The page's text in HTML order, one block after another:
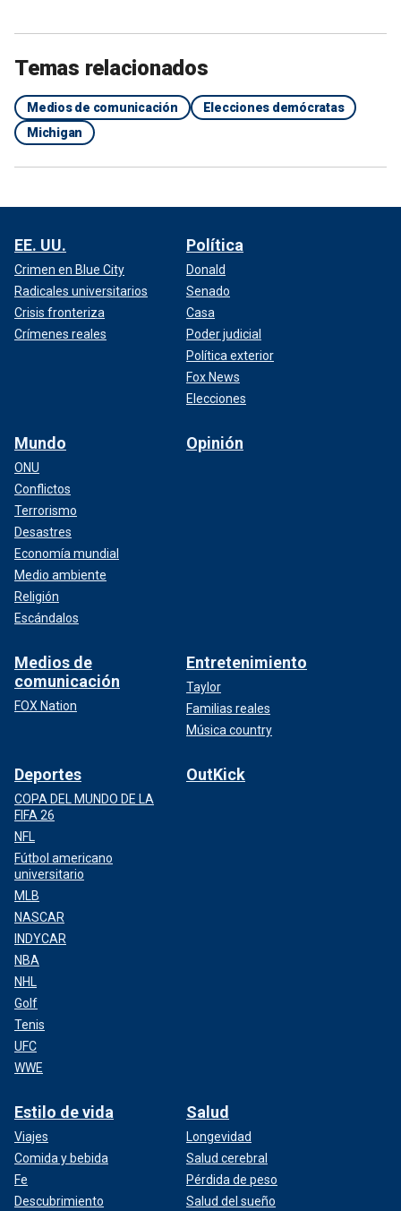
Temas relacionados
Medios de comunicación
Elecciones demócratas
Michigan
EE. UU.
Crimen en Blue City
Radicales universitarios
Crisis fronteriza
Crímenes reales
Política
Donald
Senado
Casa
Poder judicial
Política exterior
Fox News
Elecciones
Mundo
ONU
Conflictos
Terrorismo
Desastres
Economía mundial
Medio ambiente
Religión
Escándalos
Opinión
Medios de
comunicación
FOX Nation
Entretenimiento
Taylor
Familias reales
Música country
Deportes
COPA DEL MUNDO DE LA
FIFA 26
NFL
Fútbol americano
universitario
MLB
NASCAR
INDYCAR
NBA
NHL
Golf
Tenis
UFC
WWE
OutKick
Estilo de vida
Viajes
Comida y bebida
Fe
Descubrimiento
Salud
Longevidad
Salud cerebral
Pérdida de peso
Salud del sueño